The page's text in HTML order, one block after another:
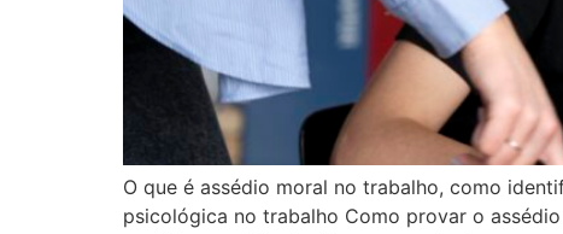
O que é assédio moral no trabalho, como
psicológica no trabalho Como provar o